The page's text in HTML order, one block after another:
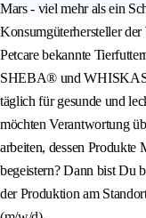
Mars - viel mehr als ein
Konsumgüterhersteller
Petcare bekannte
SHEBA® und
täglich für gesunde und
möchten Verantwortung
arbeiten, dessen Produkte
begeistern? Dann bist Du
der Produktion am